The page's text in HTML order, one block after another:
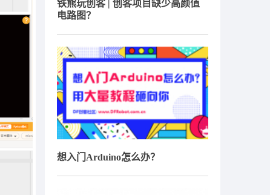
铁熊玩创客 | 创客项目缺少高颜值
电路图？
想入门Arduino怎么办？